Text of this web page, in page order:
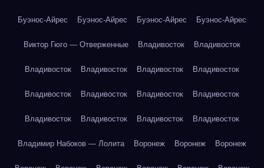
Буэнос-Айрес Буэнос-Айрес Буэнос-Айрес Буэнос-Айрес
Виктор Гюго — Отверженные Владивосток Владивосток
Владивосток Владивосток Владивосток Владивосток
Владивосток Владивосток Владивосток Владивосток
Владивосток Владивосток Владивосток Владивосток
Владимир Набоков — Лолита Воронеж Воронеж Воронеж